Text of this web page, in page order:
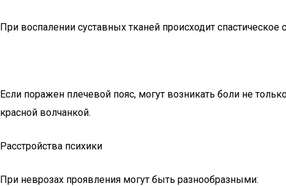
При воспалении суставных тканей происходит
Если поражен плечевой пояс, могут возникать боли не
красной волчанкой.
Расстройства психики
При неврозах проявления могут быть разнообразными: